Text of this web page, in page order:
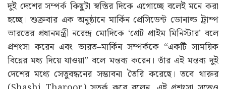
আরও পড়ুন:- রাশিয়াকে শায়েস্তা করতে ফের নতুন
পরিকল্পনা ট্রাম্পের! প্রভাবিত হবে ভারতও? মিলল বিশেষ
ইঙ্গিত